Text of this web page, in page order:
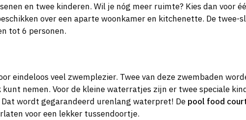
en twee kinderen. Wil je nóg meer ruimte? Kies dan voor
over een aparte woonkamer en kitchenette. De
tot 6 personen.
eindeloos veel zwemplezier. Twee van deze zwembaden
nemen. Voor de kleine waterratjes zijn er twee speciale
wordt gegarandeerd urenlang waterpret! De pool food
voor een lekker tussendoortje.